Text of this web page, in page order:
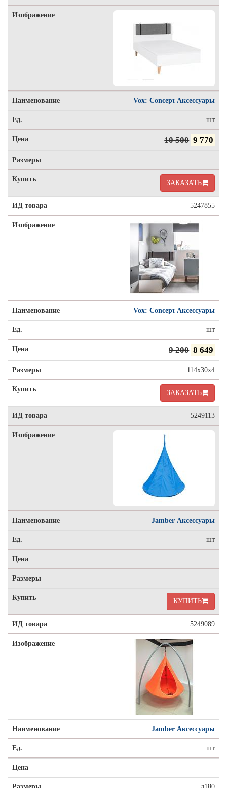
Vox: Concept Аксессуары
шт
10 500 9 770
ЗАКАЗАТЬ
5247855
Vox: Concept Аксессуары
шт
9 200 8 649
114х30х4
ЗАКАЗАТЬ
5249113
Jamber Аксессуары
шт
КУПИТЬ
5249089
Jamber Аксессуары
шт